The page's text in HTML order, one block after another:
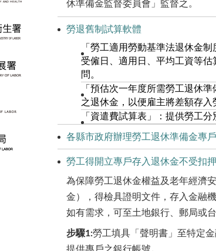
休準備金監督委員會」監督之。
勞退舊制試算軟體
「勞工適用勞動基準法退休金
受僱日、適用日、平均工資等
問。
「預估次一年度所需勞工退休
之退休金，以便雇主將差額存入
「資遣費試算表」：提供勞工
各縣市政府辦理勞工退休準備金專
勞工得開立專戶存入退休金不受扣押
為保障勞工退休金權益及老年經濟
金），得檢具證明文件，存入金融
如有需求，可至土地銀行、郵局或
步驟1:勞工填具「聲明書」至特定